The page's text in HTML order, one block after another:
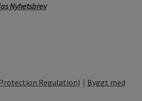
Nyhetsbrev
Regulation)
Byggt med